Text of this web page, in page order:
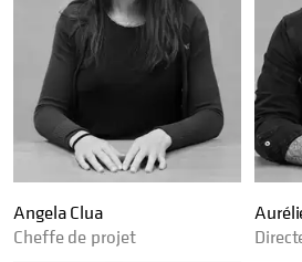
Angela Clua
Cheffe de projet